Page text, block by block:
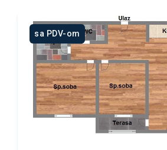
sa PDV-om